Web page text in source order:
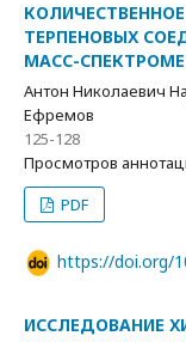
ТЕРПЕНОВЫХ
МАСС-
Антон Николаевич
Ефремов
125-128
Просмотров
PDF
https://doi.org/
ИССЛЕДОВАНИЕ